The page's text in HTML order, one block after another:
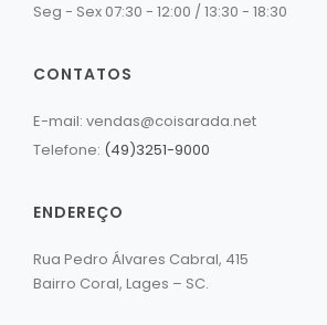
Seg - Sex 07:30 - 12:00 / 13:30 - 18:30
CONTATOS
E-mail: vendas@coisarada.net
Telefone: (49)3251-9000
ENDEREÇO
Rua Pedro Álvares Cabral, 415
Bairro Coral, Lages – SC.